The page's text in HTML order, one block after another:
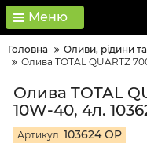
Меню
Головна Оливи, рідини та
Олива TOTAL QUARTZ
Олива TOTAL
10W-40, 4л.
Артикул: 103624 OP